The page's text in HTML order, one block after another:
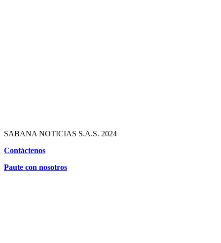
SABANA NOTICIAS S.A.S. 2024
Contáctenos
Paute con nosotros